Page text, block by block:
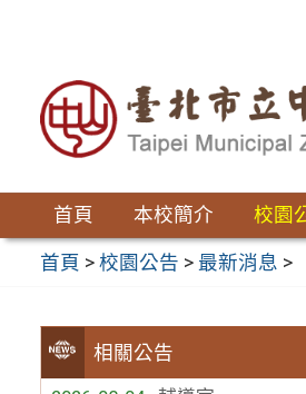
首頁 本校簡介 校園
首頁 >校園公告 > 最新消息 >
相關公告